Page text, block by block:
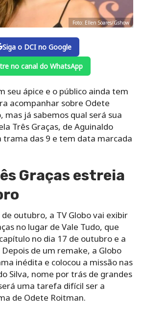
Foto: Ellen Soares/Gshow
Siga o DCI no Google
no canal do WhatsApp
seu ápice e o público ainda tem
acompanhar sobre Odete
mas já sabemos qual será sua
Três Graças, de Aguinaldo
trama das 9 e tem data marcada
Graças estreia
outubro, a TV Globo vai exibir
no lugar de Vale Tudo, que
no dia 17 de outubro e a
de um remake, a Globo
inédita e colocou a missão nas
Silva, nome por trás de grandes
uma tarefa difícil ser a
de Odete Roitman.